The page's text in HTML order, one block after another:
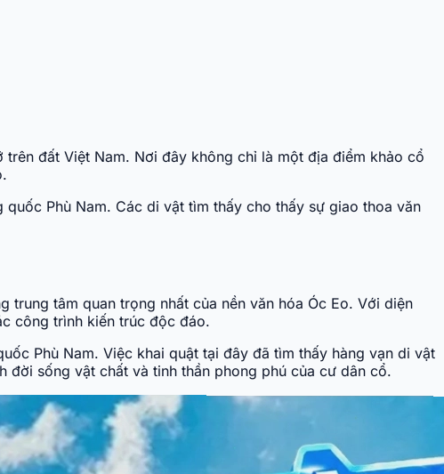
đất Việt Nam. Nơi đây không chỉ là một địa điểm khảo cổ
Phù Nam. Các di vật tìm thấy cho thấy sự giao thoa văn
trung tâm quan trọng nhất của nền văn hóa Óc Eo. Với diện
công trình kiến trúc độc đáo.
Phù Nam. Việc khai quật tại đây đã tìm thấy hàng vạn di vật
sống vật chất và tinh thần phong phú của cư dân cổ.